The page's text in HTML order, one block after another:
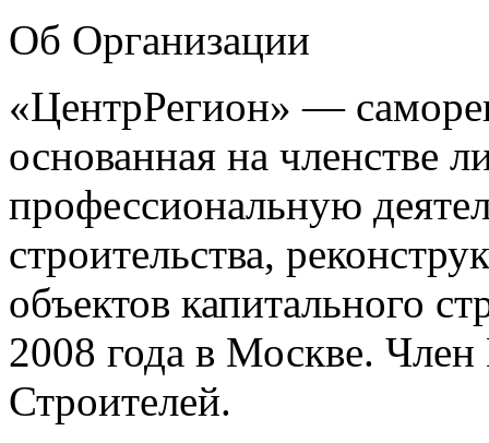
Об Организации
«ЦентрРегион» —
основанная на членстве
профессиональную
строительства,
объектов капитального
2008 года в Москве.
Строителей.